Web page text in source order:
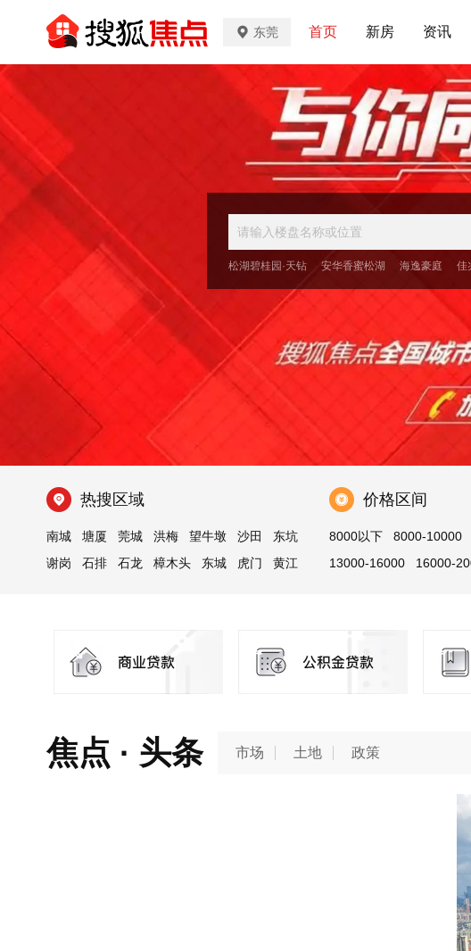
东莞 首页 新房 资讯
松湖碧桂园·天钻 安华香蜜松湖 海逸豪庭 佳
热搜区域
南城 塘厦 莞城 洪梅 望牛墩 沙田
东坑
谢岗
石排 石龙 樟木头 东城 虎门
黄江
价格区间
8000以下 8000-10000
13000-16000
16000-
焦点 · 头条 市场 土地 政策